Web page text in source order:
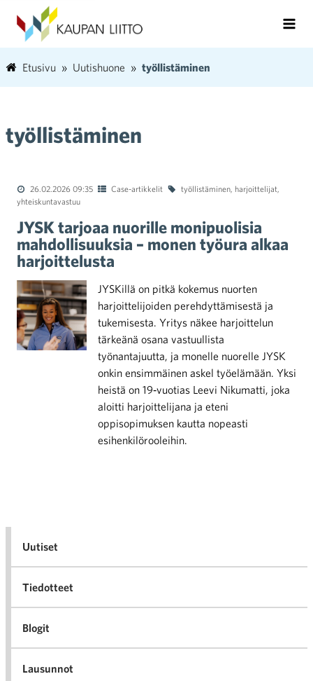
Etusivu Uutishuone työllistäminen
työllistäminen
26.02.2026 09:35 Case-artikkelit työllistäminen, harjoittelijat,
yhteiskuntavastuu
JYSK tarjoaa nuorille monipuolisia
mahdollisuuksia – monen työura alkaa
harjoittelusta
JYSKillä on pitkä kokemus nuorten
harjoittelijoiden perehdyttämisestä ja
tukemisesta. Yritys näkee harjoittelun
tärkeänä osana vastuullista
työnantajuutta, ja monelle nuorelle JYSK
onkin ensimmäinen askel työelämään. Yksi
heistä on 19‑vuotias Leevi Nikumatti, joka
aloitti harjoittelijana ja eteni
oppisopimuksen kautta nopeasti
esihenkilörooleihin.
Uutiset
Tiedotteet
Blogit
Lausunnot